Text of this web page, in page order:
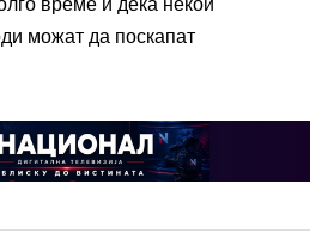
можат да поскапат